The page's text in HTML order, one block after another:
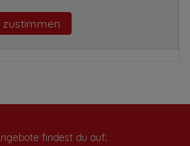
zustimmen
findest du auf: